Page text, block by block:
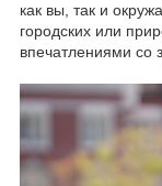
как вы, так и
городских или
впечатлениями со